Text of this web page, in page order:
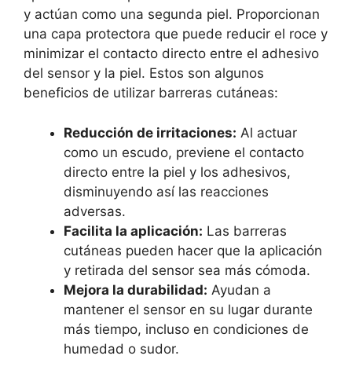
y actúan como una segunda piel. Proporcionan
una capa protectora que puede reducir el roce y
minimizar el contacto directo entre el adhesivo
del sensor y la piel. Estos son algunos
beneficios de utilizar barreras cutáneas:
Reducción de irritaciones: Al actuar
como un escudo, previene el contacto
directo entre la piel y los adhesivos,
disminuyendo así las reacciones
adversas.
Facilita la aplicación: Las barreras
cutáneas pueden hacer que la aplicación
y retirada del sensor sea más cómoda.
Mejora la durabilidad: Ayudan a
mantener el sensor en su lugar durante
más tiempo, incluso en condiciones de
humedad o sudor.